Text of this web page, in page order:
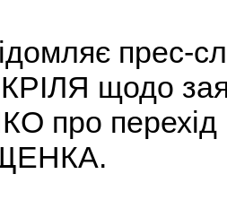
прес-
щодо
перехід